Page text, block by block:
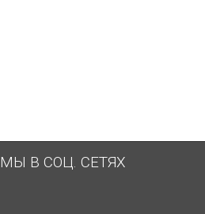
МЫ В СОЦ. СЕТЯХ